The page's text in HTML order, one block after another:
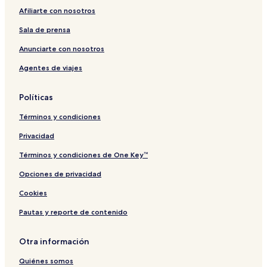
l
K
h
o
a
l
A
l
K
o
r
b
a
r
R
a
s
h
d
Afiliarte con nosotros
Sala de prensa
Anunciarte con nosotros
Agentes de viajes
Políticas
Términos y condiciones
Privacidad
Términos y condiciones de One Key™
Opciones de privacidad
Cookies
Pautas y reporte de contenido
Otra información
Quiénes somos